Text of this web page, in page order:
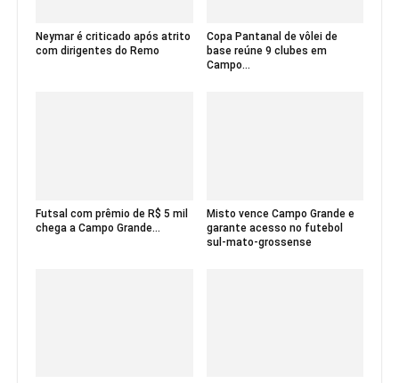
Neymar é criticado após atrito
com dirigentes do Remo
Copa Pantanal de vôlei de
base reúne 9 clubes em
Campo...
Futsal com prêmio de R$ 5 mil
chega a Campo Grande...
Misto vence Campo Grande e
garante acesso no futebol
sul-mato-grossense